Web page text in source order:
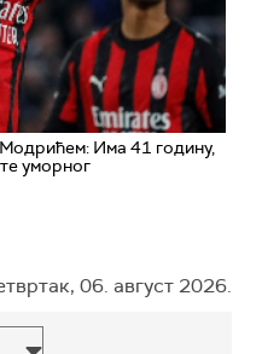
Има 41 годину,
уморног
06. август 2026.